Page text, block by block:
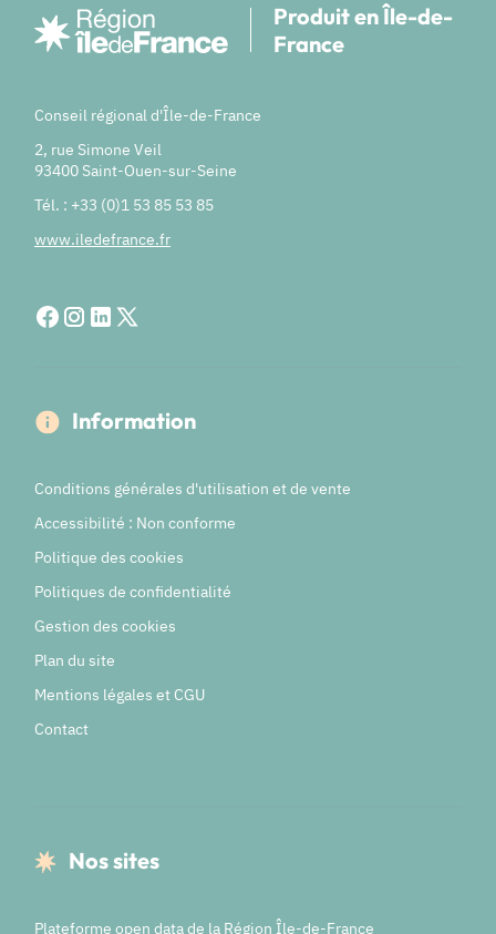
Produit en Île-de-
France
Conseil régional d'Île-de-France
2, rue Simone Veil
93400 Saint-Ouen-sur-Seine
Tél. : +33 (0)1 53 85 53 85
www.iledefrance.fr
Information
Conditions générales d'utilisation et de vente
Accessibilité : Non conforme
Politique des cookies
Politiques de confidentialité
Gestion des cookies
Plan du site
Mentions légales et CGU
Contact
Nos sites
Plateforme open data de la Région Île-de-France